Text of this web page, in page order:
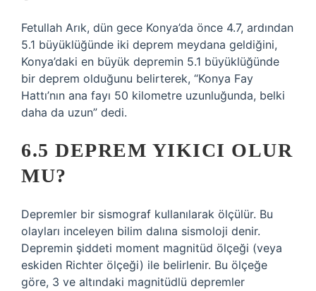
Fetullah Arık, dün gece Konya’da önce 4.7, ardından
5.1 büyüklüğünde iki deprem meydana geldiğini,
Konya’daki en büyük depremin 5.1 büyüklüğünde
bir deprem olduğunu belirterek, “Konya Fay
Hattı’nın ana fayı 50 kilometre uzunluğunda, belki
daha da uzun” dedi.
6.5 DEPREM YIKICI OLUR
MU?
Depremler bir sismograf kullanılarak ölçülür. Bu
olayları inceleyen bilim dalına sismoloji denir.
Depremin şiddeti moment magnitüd ölçeği (veya
eskiden Richter ölçeği) ile belirlenir. Bu ölçeğe
göre, 3 ve altındaki magnitüdlü depremler